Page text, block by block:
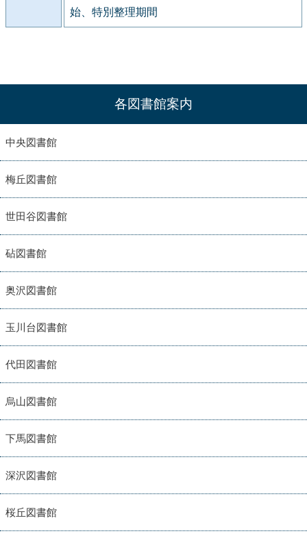
始、特別整理期間
各図書館案内
中央図書館
梅丘図書館
世田谷図書館
砧図書館
奥沢図書館
玉川台図書館
代田図書館
烏山図書館
下馬図書館
深沢図書館
桜丘図書館